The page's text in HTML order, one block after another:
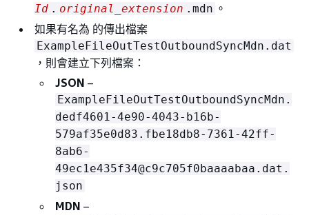
Id . original_extension .mdn 。
如果有名為 的傳出檔案
ExampleFileOutTestOutboundSyncMdn.dat
，則會建立下列檔案：
JSON –
ExampleFileOutTestOutboundSyncMdn.
dedf4601-4e90-4043-b16b-
579af35e0d83.fbe18db8-7361-42ff-
8ab6-
49ec1e435f34@c9c705f0baaaabaa.dat.
json
MDN –